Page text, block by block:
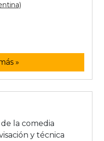
»
la comedia
y técnica